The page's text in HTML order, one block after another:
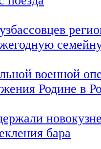
военной
Родине в
бара